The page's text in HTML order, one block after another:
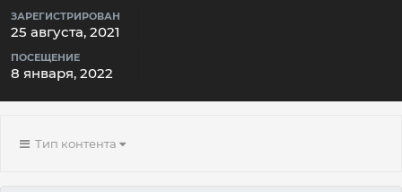
ЗАРЕГИСТРИРОВАН
25 августа, 2021
ПОСЕЩЕНИЕ
8 января, 2022
Тип контента